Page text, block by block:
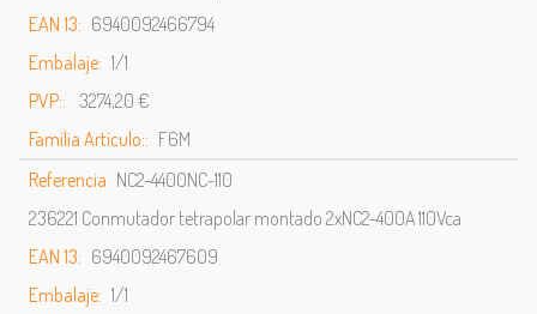
EAN 13: 6940092466794
Embalaje: 1/1
PVP:: 3274,20 €
Familia Artículo:: F6M
Referencia NC2-4400NC-110
236221 Conmutador tetrapolar montado 2xNC2-400A 110Vca
EAN 13: 6940092467609
Embalaje: 1/1